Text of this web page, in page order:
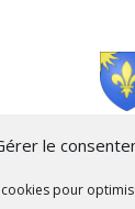
le
pour
Cità di